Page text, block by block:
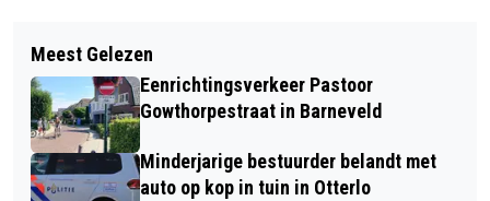
LENTEWANDELING: ALVAST GENIETEN
VAN HET PRILLE VOORJAAR - BELEEF
DE NATUUR BIJ NATUURCENTRUM DE
GINKEL!
AFGELOPEN ZATERDAG ZIJN ER ROND
DE 1.700 KERSTBOMEN INGELEVERD –
BEKIJK DE WINNAARS VAN EEN
CADEAUBON
Meest Gelezen
Eenrichtingsverkeer Pastoor
Gowthorpestraat in Barneveld
Minderjarige bestuurder belandt met
auto op kop in tuin in Otterlo